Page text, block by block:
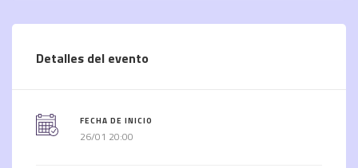
Detalles del evento
FECHA DE INICIO
26/01 20:00